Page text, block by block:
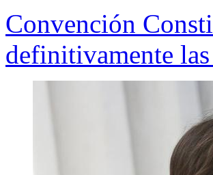
Convención
definitivamente